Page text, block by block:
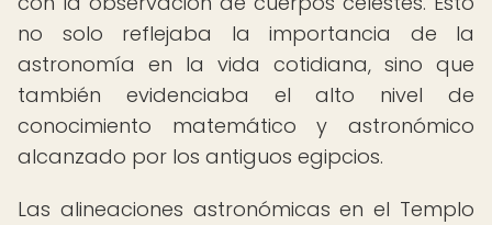
no solo reflejaba la importancia de la
astronomía en la vida cotidiana, sino que
también evidenciaba el alto nivel de
conocimiento matemático y astronómico
alcanzado por los antiguos egipcios.
Las alineaciones astronómicas en el Templo